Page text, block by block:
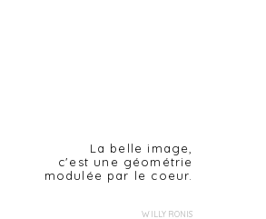
La belle image,
c'est une géométrie
modulée par le coeur.
WILLY RONIS